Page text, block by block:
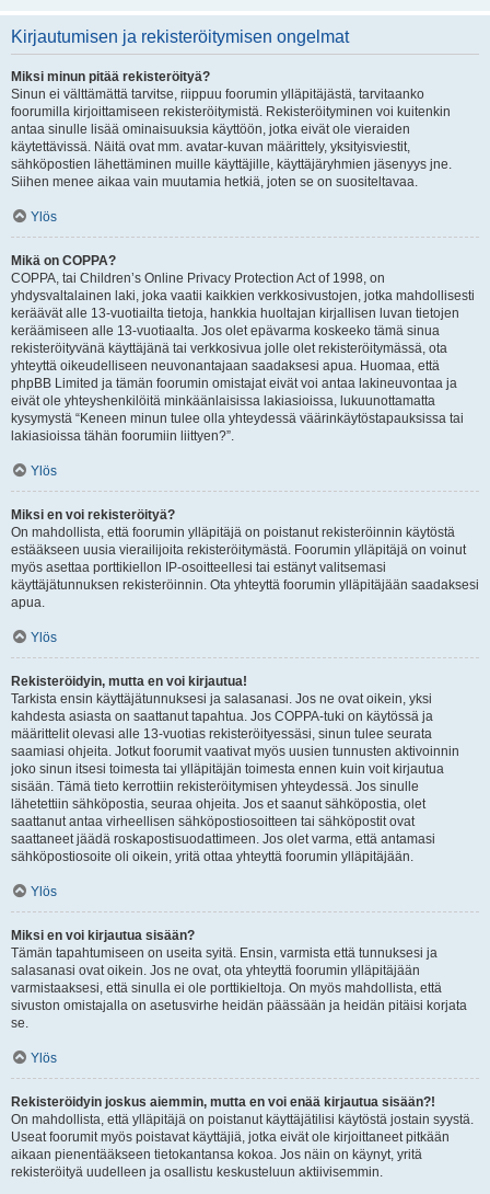
Kirjautumisen ja rekisteröitymisen ongelmat
Miksi minun pitää rekisteröityä?
Sinun ei välttämättä tarvitse, riippuu foorumin ylläpitäjästä, tarvitaanko
foorumilla kirjoittamiseen rekisteröitymistä. Rekisteröityminen voi kuitenkin
antaa sinulle lisää ominaisuuksia käyttöön, jotka eivät ole vieraiden
käytettävissä. Näitä ovat mm. avatar-kuvan määrittely, yksityisviestit,
sähköpostien lähettäminen muille käyttäjille, käyttäjäryhmien jäsenyys jne.
Siihen menee aikaa vain muutamia hetkiä, joten se on suositeltavaa.
Ylös
Mikä on COPPA?
COPPA, tai Children’s Online Privacy Protection Act of 1998, on
yhdysvaltalainen laki, joka vaatii kaikkien verkkosivustojen, jotka mahdollisesti
keräävät alle 13-vuotiailta tietoja, hankkia huoltajan kirjallisen luvan tietojen
keräämiseen alle 13-vuotiaalta. Jos olet epävarma koskeeko tämä sinua
rekisteröityvänä käyttäjänä tai verkkosivua jolle olet rekisteröitymässä, ota
yhteyttä oikeudelliseen neuvonantajaan saadaksesi apua. Huomaa, että
phpBB Limited ja tämän foorumin omistajat eivät voi antaa lakineuvontaa ja
eivät ole yhteyshenkilöitä minkäänlaisissa lakiasioissa, lukuunottamatta
kysymystä “Keneen minun tulee olla yhteydessä väärinkäytöstapauksissa tai
lakiasioissa tähän foorumiin liittyen?”.
Ylös
Miksi en voi rekisteröityä?
On mahdollista, että foorumin ylläpitäjä on poistanut rekisteröinnin käytöstä
estääkseen uusia vierailijoita rekisteröitymästä. Foorumin ylläpitäjä on voinut
myös asettaa porttikiellon IP-osoitteellesi tai estänyt valitsemasi
käyttäjätunnuksen rekisteröinnin. Ota yhteyttä foorumin ylläpitäjään saadaksesi
apua.
Ylös
Rekisteröidyin, mutta en voi kirjautua!
Tarkista ensin käyttäjätunnuksesi ja salasanasi. Jos ne ovat oikein, yksi
kahdesta asiasta on saattanut tapahtua. Jos COPPA-tuki on käytössä ja
määrittelit olevasi alle 13-vuotias rekisteröityessäsi, sinun tulee seurata
saamiasi ohjeita. Jotkut foorumit vaativat myös uusien tunnusten aktivoinnin
joko sinun itsesi toimesta tai ylläpitäjän toimesta ennen kuin voit kirjautua
sisään. Tämä tieto kerrottiin rekisteröitymisen yhteydessä. Jos sinulle
lähetettiin sähköpostia, seuraa ohjeita. Jos et saanut sähköpostia, olet
saattanut antaa virheellisen sähköpostiosoitteen tai sähköpostit ovat
saattaneet jäädä roskapostisuodattimeen. Jos olet varma, että antamasi
sähköpostiosoite oli oikein, yritä ottaa yhteyttä foorumin ylläpitäjään.
Ylös
Miksi en voi kirjautua sisään?
Tämän tapahtumiseen on useita syitä. Ensin, varmista että tunnuksesi ja
salasanasi ovat oikein. Jos ne ovat, ota yhteyttä foorumin ylläpitäjään
varmistaaksesi, että sinulla ei ole porttikieltoja. On myös mahdollista, että
sivuston omistajalla on asetusvirhe heidän päässään ja heidän pitäisi korjata
se.
Ylös
Rekisteröidyin joskus aiemmin, mutta en voi enää kirjautua sisään?!
On mahdollista, että ylläpitäjä on poistanut käyttäjätilisi käytöstä jostain syystä.
Useat foorumit myös poistavat käyttäjiä, jotka eivät ole kirjoittaneet pitkään
aikaan pienentääkseen tietokantansa kokoa. Jos näin on käynyt, yritä
rekisteröityä uudelleen ja osallistu keskusteluun aktiivisemmin.